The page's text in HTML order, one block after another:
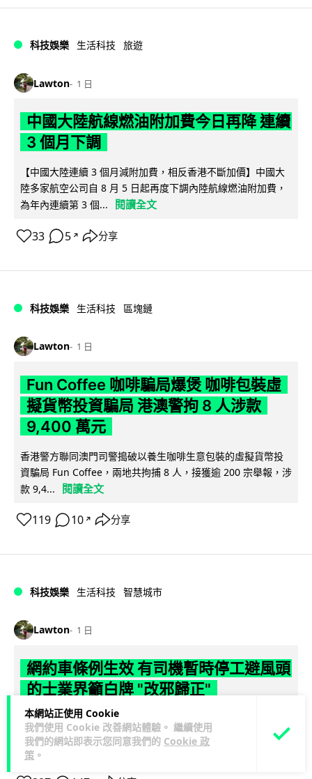
本網站正使用 Cookie
我們使用 Cookie 改善網站體驗。 繼續使用
我們的網站即表示您同意我們的 Cookie 政
策 。
科技娛樂 生活科技 旅遊
Lawton 1 日
中國大陸航線燃油附加費今日再降 連續
3 個月下調
【中國大陸連續 3 個月減附加費，相反香港不斷加價】中國大
陸多家航空公司自 8 月 5 日起再度下調內陸航線燃油附加費，
為年內連續第 3 個...
閱讀全文
33 5 ↗ 分享
科技娛樂 生活科技 區塊鏈
Lawton 1 日
Fun Coffee 咖啡騙局爆煲 咖啡包裝虛
擬貨幣投資騙局 港澳警拘 8 人涉款
9,400 萬元
香港警方聯同澳門司警搗破以養生咖啡生意包裝的虛擬貨幣投
資騙局 Fun Coffee，兩地共拘捕 8 人，接獲逾 200 宗舉報，涉
款 9,4...
閱讀全文
119 10 ↗ 分享
科技娛樂 生活科技 智慧城市
Lawton 1 日
網約車條例生效 有司機暫時停工避風頭
的士業界籲白牌 "改邪歸正"
規管網約車法例大部分條文已於 8 月 3 日生效，的士業界就期
望白牌車司機，能夠「改邪歸正」回流駕駛的士。新例大幅提
高罰則，首次定罪最高罰款...
閱讀全文